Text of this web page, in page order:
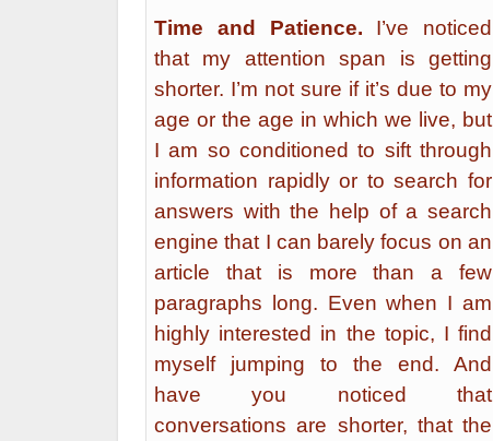
Time and Patience. I’ve noticed
that my attention span is getting
shorter. I’m not sure if it’s due to my
age or the age in which we live, but
I am so conditioned to sift through
information rapidly or to search for
answers with the help of a search
engine that I can barely focus on an
article that is more than a few
paragraphs long. Even when I am
highly interested in the topic, I find
myself jumping to the end. And
have you noticed that
conversations are shorter, that the